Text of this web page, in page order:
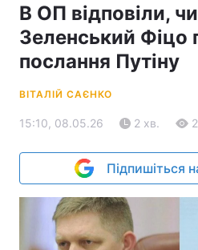
В ОП відповіли,
Зеленський Фіцо
послання Путіну
ВІТАЛІЙ САЄНКО
15:10, 08.05.26 2 хв.
Підпишіться